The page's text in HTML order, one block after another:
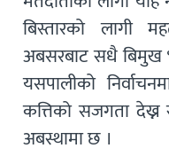
बिस्तारको लागी
अबसरबाट सधै बिमुख
यसपालीको
कत्तिको सजगता
अबस्थामा छ ।